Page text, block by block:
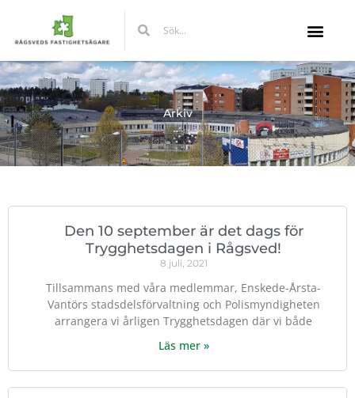
innehåll
Arkiv
Den 10 september är det dags för
Trygghetsdagen i Rågsved!
8 juli, 2021
Tillsammans med våra medlemmar, Enskede-Årsta-
Vantörs stadsdelsförvaltning och Polismyndigheten
arrangera vi årligen Trygghetsdagen där vi både
Läs mer »